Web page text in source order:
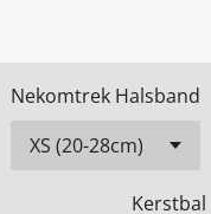
Nekomtrek Halsband